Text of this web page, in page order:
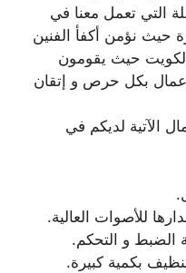
التي تعمل معنا في
حيث نؤمن أكفأ الفنين
حيث يقومون
بكل حرص و إتقان
الآتية لديكم في
للأصوات العالية.
و التحكم.
بكمية كبيرة.